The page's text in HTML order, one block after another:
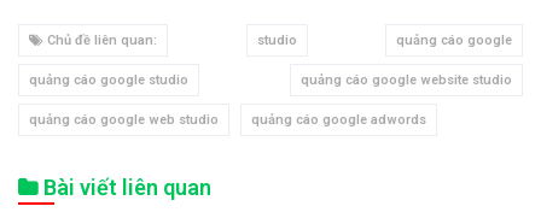
Chủ đề liên quan: studio quảng cáo google
quảng cáo google studio quảng cáo google website studio
quảng cáo google web studio quảng cáo google adwords
Bài viết liên quan